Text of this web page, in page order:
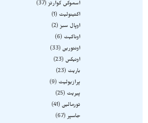
اسموکی کوارتز 37
اکتینولیت
1
اوپال سبز 2
اوناکیت
6
اونتورین 33
اونیکس
23
باریت
23
پرازیولیت
9
پیریت
25
تورمالین 41
جاسپر 67